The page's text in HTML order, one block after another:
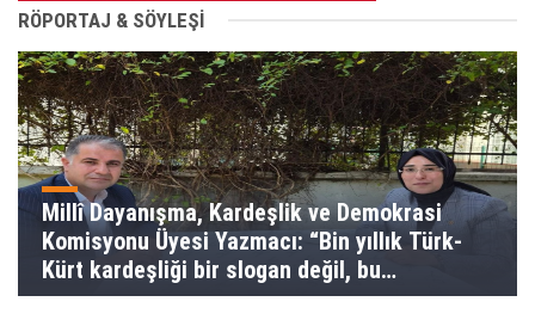
RÖPORTAJ & SÖYLEŞİ
Millî Dayanışma, Kardeşlik ve Demokrasi
Komisyonu Üyesi Yazmacı: “Bin yıllık Türk-
Kürt kardeşliği bir slogan değil, bu
toprakların gerçeğidir”